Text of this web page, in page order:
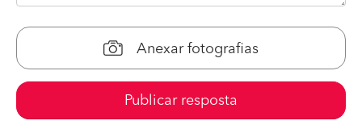
Anexar fotografias
Publicar resposta